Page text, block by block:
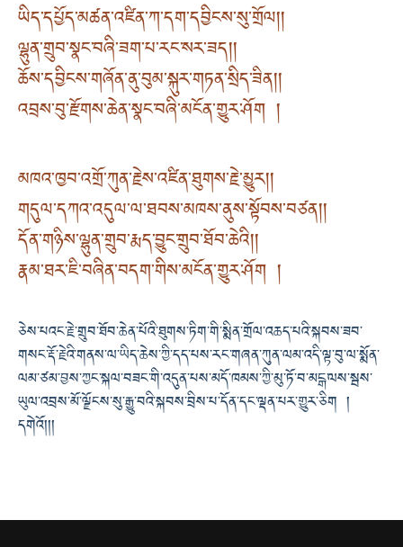
ཡིད་དཔྱོད་མཚན་འཛིན་ཀ་དག་དབྱིངས་སུ་གྲོལ། །
ལྷུན་གྲུབ་སྣང་བཞི་ཟག་པ་རང་སར་ཟད། །
ཆོས་དབྱིངས་གཞོན་ནུ་བུམ་སྐུར་གཏན་སྲིད་ཟིན། །
འབྲས་བུ་རྫོགས་ཆེན་སྣང་བཞི་མངོན་གྱུར་ཤོག །
མཁའ་ཁྱབ་འགྲོ་ཀུན་རྗེས་འཛིན་ཐུགས་རྗེ་མྱུར། །
གདུལ་དཀའ་འདུལ་ལ་ཐབས་མཁས་ནུས་སྟོབས་བཙན། །
དོན་གཉིས་ལྷུན་གྲུབ་རྨད་བྱུང་གྲུབ་ཐོབ་ཆེའི། །
རྣམ་ཐར་ཇི་བཞིན་བདག་གིས་མངོན་གྱུར་ཤོག །
ཅེས་པའང་རྗེ་གྲུབ་ཐོབ་ཆེན་པོའི་ཐུགས་ཏིག་གི་སྨིན་གྲོལ་འཆད་པའི་སྐབས་ཟབ་
གསང་རྡོ་རྗེའི་གནས་ལ་ཡིད་ཆེས་ཀྱི་དད་པས་རང་གཞན་ཀུན་ལམ་འདི་ལྟ་བུ་ལ་སྨོན་
ལམ་ཙམ་བྱས་ཀྱང་སྐལ་བཟང་གི་འདུན་པས་མདོ་ཁམས་ཀྱི་མུ་ཏོ་བ་མངྒ་ལས་སྦས་
ཡུལ་འབྲས་མོ་ལྗོངས་སུ་རྒྱུ་བའི་སྐབས་བྲིས་པ་དོན་དང་ལྡན་པར་གྱུར་ཅིག །
དགེའོ། །།